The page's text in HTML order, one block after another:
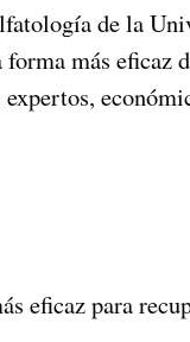
de la
forma más eficaz
eficaz para